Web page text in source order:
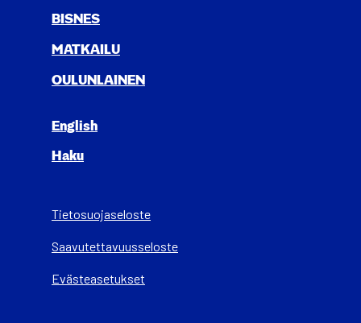
BIS­NES
MAT­KAI­LU
OULUN­LAI­NEN
English
Haku
Tietosuojaseloste
Saa­vu­tet­ta­vuus­se­los­te
Evästeasetukset